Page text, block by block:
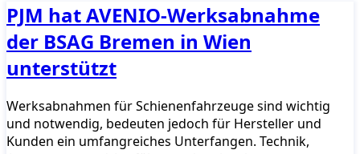
PJM hat AVENIO-Werksabnahme
der BSAG Bremen in Wien
unterstützt
Werksabnahmen für Schienenfahrzeuge sind wichtig
und notwendig, bedeuten jedoch für Hersteller und
Kunden ein umfangreiches Unterfangen. Technik,